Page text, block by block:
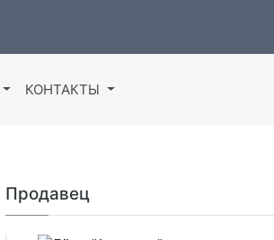
КОНТАКТЫ
Продавец